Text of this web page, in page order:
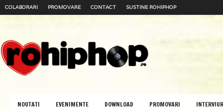
COLABORARI PROMOVARE CONTACT SUSTINE ROHIPHOP
NOUTATI EVENIMENTE DOWNLOAD PROMOVARI